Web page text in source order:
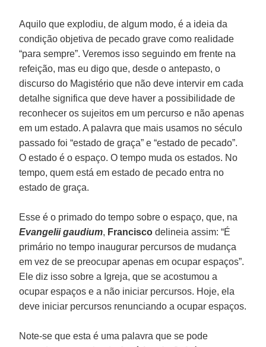
Aquilo que explodiu, de algum modo, é a ideia da
condição objetiva de pecado grave como realidade
“para sempre”. Veremos isso seguindo em frente na
refeição, mas eu digo que, desde o antepasto, o
discurso do Magistério que não deve intervir em cada
detalhe significa que deve haver a possibilidade de
reconhecer os sujeitos em um percurso e não apenas
em um estado. A palavra que mais usamos no século
passado foi “estado de graça” e “estado de pecado”.
O estado é o espaço. O tempo muda os estados. No
tempo, quem está em estado de pecado entra no
estado de graça.
Esse é o primado do tempo sobre o espaço, que, na
Evangelii gaudium, Francisco delineia assim: “É
primário no tempo inaugurar percursos de mudança
em vez de se preocupar apenas em ocupar espaços”.
Ele diz isso sobre a Igreja, que se acostumou a
ocupar espaços e a não iniciar percursos. Hoje, ela
deve iniciar percursos renunciando a ocupar espaços.
Note-se que esta é uma palavra que se pode